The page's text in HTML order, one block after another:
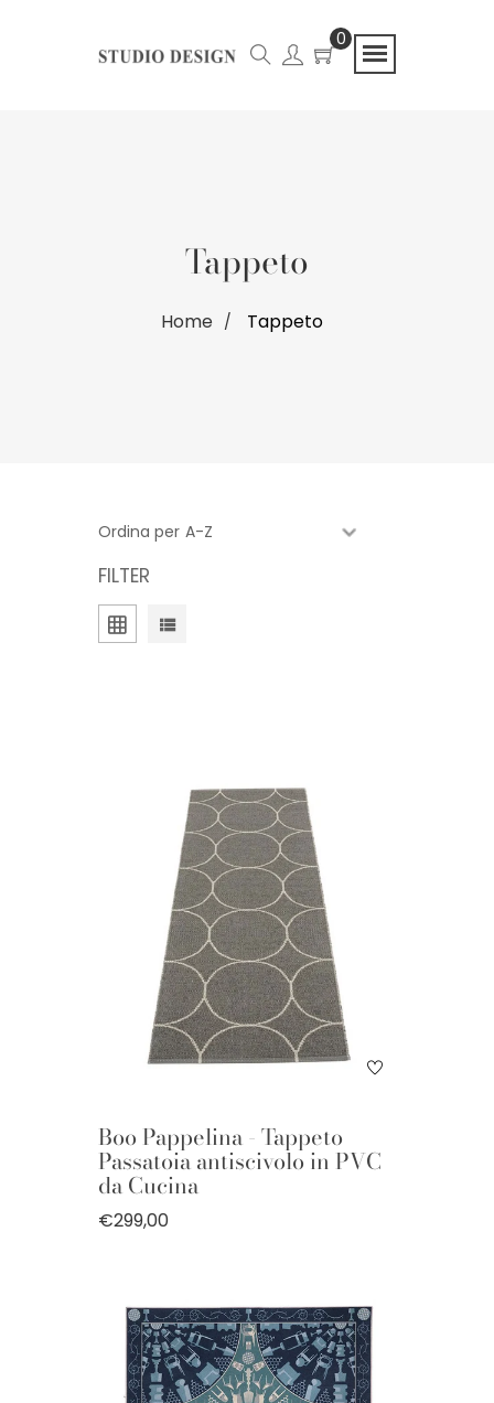
0
Tappeto
Home Tappeto
Ordina per
FILTER
Boo Pappelina - Tappeto
Passatoia antiscivolo in PVC
da Cucina
€299,00